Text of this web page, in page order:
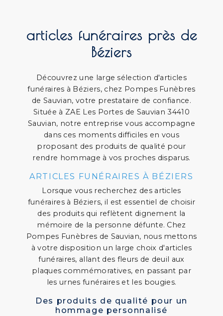
articles funéraires près de
Béziers
Découvrez une large sélection d'articles
funéraires à Béziers, chez Pompes Funèbres
de Sauvian, votre prestataire de confiance.
Située à ZAE Les Portes de Sauvian 34410
Sauvian, notre entreprise vous accompagne
dans ces moments difficiles en vous
proposant des produits de qualité pour
rendre hommage à vos proches disparus.
ARTICLES FUNÉRAIRES À BÉZIERS
Lorsque vous recherchez des articles
funéraires à Béziers, il est essentiel de choisir
des produits qui reflètent dignement la
mémoire de la personne défunte. Chez
Pompes Funèbres de Sauvian, nous mettons
à votre disposition un large choix d'articles
funéraires, allant des fleurs de deuil aux
plaques commémoratives, en passant par
les urnes funéraires et les bougies.
Des produits de qualité pour un
hommage personnalisé